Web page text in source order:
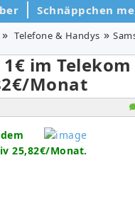
Schnäppchen
Telefone & Handys
im Telekom
Monat
25,82€/Monat.